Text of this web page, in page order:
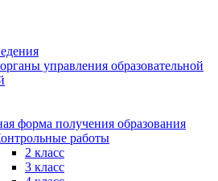
управления образовательной
форма получения образования
работы
2 класс
3 класс